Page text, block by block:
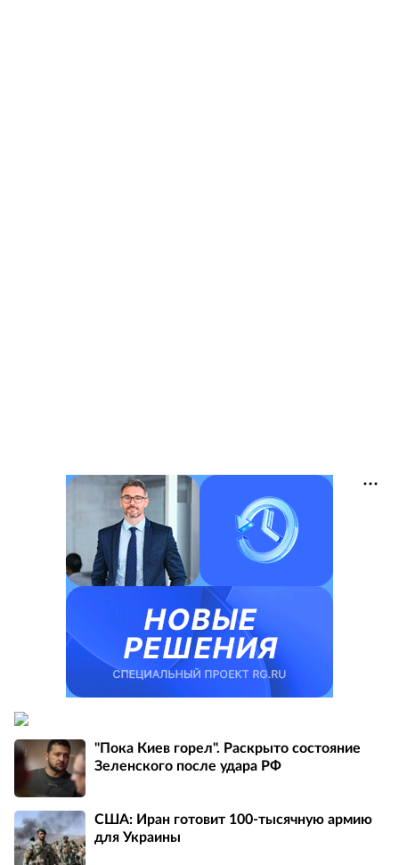
"Пока Киев горел". Раскрыто состояние
Зеленского после удара РФ
США: Иран готовит 100-тысячную армию
для Украины